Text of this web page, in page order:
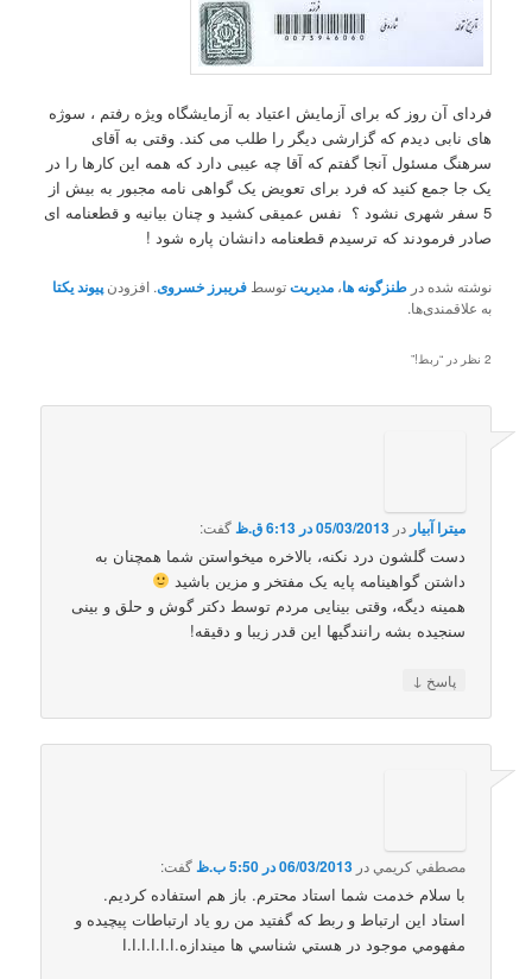
فردای آن روز که برای آزمایش اعتیاد به آزمایشگاه ویژه رفتم ، سوژه
های نابی دیدم که گزارشی دیگر را طلب می کند. وقتی به آقای
سرهنگ مسئول آنجا گفتم که آقا چه عیبی دارد که همه این کارها را در
یک جا جمع کنید که فرد برای تعویض یک گواهی نامه مجبور به بیش از
5 سفر شهری نشود ؟ نفس عمیقی کشید و چنان بیانیه و قطعنامه ای
صادر فرمودند که ترسیدم قطعنامه دانشان پاره شود !
نوشته شده درطنزگونه ها،مدیریتتوسطفریبرز خسروی. افزودنپیوند یکتا
به علاقمندی‌ها.
2 نظر در “ ربط!”
میترا آبیار در05/03/2013 در 6:13 ق.ظ گفت:
دست گلشون درد نکنه، بالاخره میخواستن شما همچنان به
داشتن گواهینامه پایه یک مفتخر و مزین باشید
همینه دیگه، وقتی بینایی مردم توسط دکتر گوش و حلق و بینی
سنجیده بشه رانندگیها این قدر زیبا و دقیقه!
پاسخ ↓
مصطفي كريمي در06/03/2013 در 5:50 ب.ظ گفت:
با سلام خدمت شما استاد محترم. باز هم استفاده كرديم.
استاد اين ارتباط و ربط كه گفتيد من رو ياد ارتباطات پيچيده و
مفهومي موجود در هستي شناسي ها ميندازه.ا.ا.ا.ا.ا.ا